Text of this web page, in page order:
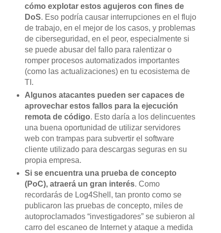
cómo explotar estos agujeros con fines de
DoS. Eso podría causar interrupciones en el flujo
de trabajo, en el mejor de los casos, y problemas
de ciberseguridad, en el peor, especialmente si
se puede abusar del fallo para ralentizar o
romper procesos automatizados importantes
(como las actualizaciones) en tu ecosistema de
TI.
Algunos atacantes pueden ser capaces de
aprovechar estos fallos para la ejecución
remota de código. Esto daría a los delincuentes
una buena oportunidad de utilizar servidores
web con trampas para subvertir el software
cliente utilizado para descargas seguras en su
propia empresa.
Si se encuentra una prueba de concepto
(PoC), atraerá un gran interés. Como
recordarás de Log4Shell, tan pronto como se
publicaron las pruebas de concepto, miles de
autoproclamados “investigadores” se subieron al
carro del escaneo de Internet y ataque a medida